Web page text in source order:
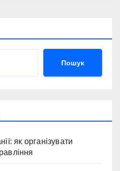
Пошук
як організувати